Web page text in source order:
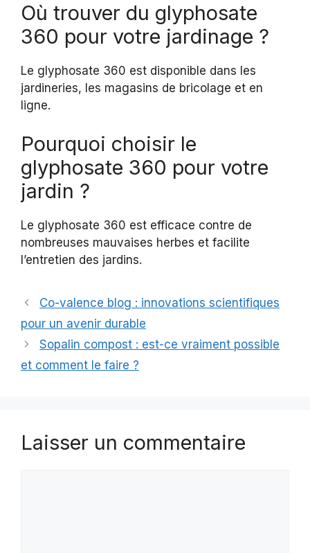
Où trouver du glyphosate
360 pour votre jardinage ?
Le glyphosate 360 est disponible dans les
jardineries, les magasins de bricolage et en
ligne.
Pourquoi choisir le
glyphosate 360 pour votre
jardin ?
Le glyphosate 360 est efficace contre de
nombreuses mauvaises herbes et facilite
l’entretien des jardins.
Co-valence blog : innovations scientifiques
pour un avenir durable
Sopalin compost : est-ce vraiment possible
et comment le faire ?
Laisser un commentaire